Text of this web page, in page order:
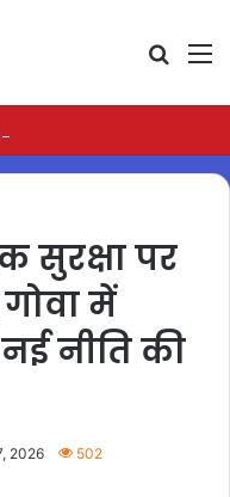
लिए आजमाएं अंडे का मास्क
सुरक्षा पर
में
नीति की
2026 502